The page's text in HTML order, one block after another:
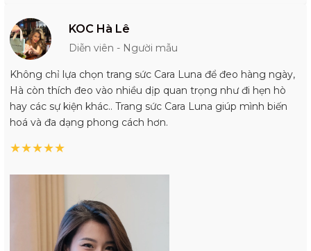
KOC Hà Lê
Diễn viên - Người mẫu
Không chỉ lựa chọn trang sức Cara Luna để đeo hàng ngày,
Hà còn thích đeo vào nhiều dịp quan trọng như đi hẹn hò
hay các sự kiện khác.. Trang sức Cara Luna giúp mình biến
hoá và đa dạng phong cách hơn.
★★★★★